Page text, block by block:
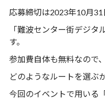
応募締切は2023年10月31
「難波センター街デジタ
す。
参加費自体も無料なので
どのようなルートを選ぶ
今回のイベントで用いる